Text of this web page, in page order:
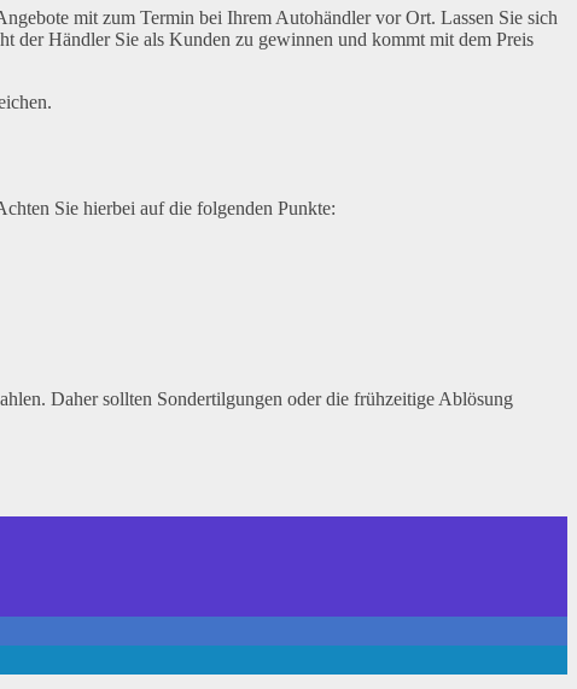
mit zum Termin bei Ihrem Autohändler vor Ort. Lassen Sie sich
der Händler Sie als Kunden zu gewinnen und kommt mit dem Preis
Sie hierbei auf die folgenden Punkte:
Daher sollten Sondertilgungen oder die frühzeitige Ablösung